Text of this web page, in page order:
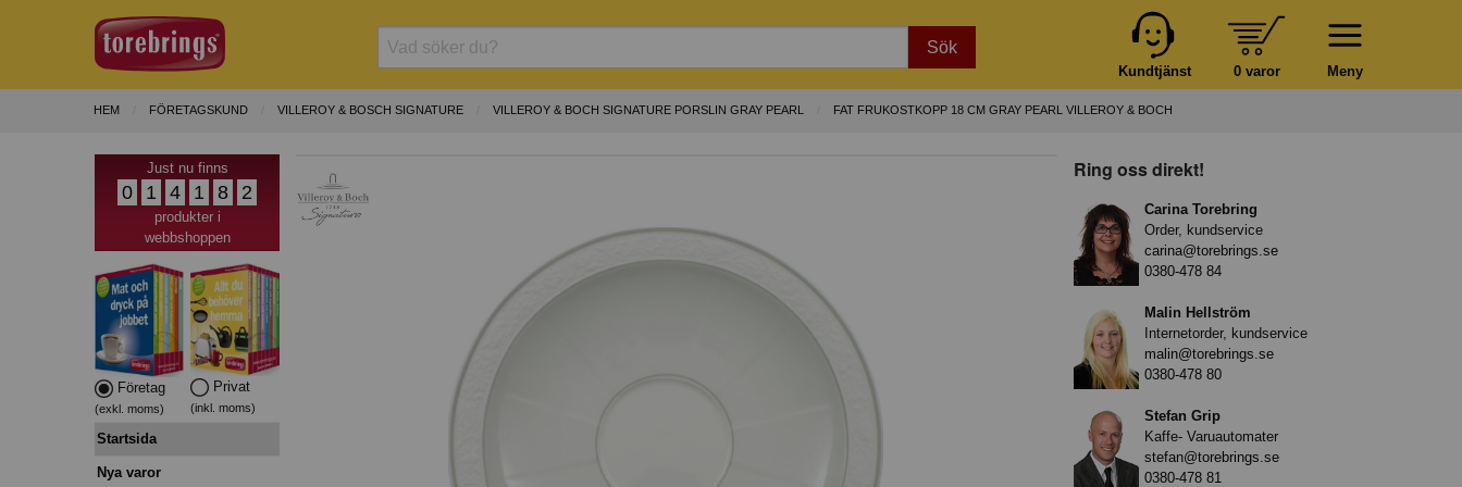
Sök
Meny
0 varor
Kundtjänst
HEM FÖRETAGSKUND VILLEROY & BOSCH SIGNATURE VILLEROY & BOCH SIGNATURE PORSLIN GRAY PEARL FAT FRUKOSTKOPP 18 CM GRAY PEARL VILLEROY & BOCH
Just nu finns
0 1 4 1 8 2
produkter i
webbshoppen
Företag
(exkl. moms)
Privat
(inkl. moms)
Startsida
Nya varor
Ring oss direkt!
Carina Torebring
Order, kundservice
carina@torebrings.se
0380-478 84
Malin Hellström
Internetorder, kundservice
malin@torebrings.se
0380-478 80
Stefan Grip
Kaffe- Varuautomater
stefan@torebrings.se
0380-478 81